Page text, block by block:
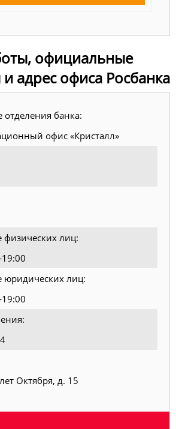
официальные
адрес офиса Росбанка
банка:
офис «Кристалл»
лиц:
юридических лиц:
Октября, д. 15